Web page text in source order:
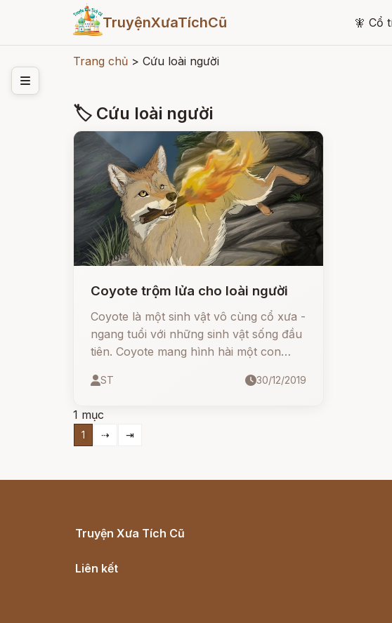
TruyệnXưaTíchCũ 🧚 Cổ
Trang chủ > Cứu loài người
🏷 Cứu loài người
Coyote trộm lửa cho loài người
Coyote là một sinh vật vô cùng cổ xưa -
ngang tuổi với những sinh vật sống đầu
tiên. Coyote mang hình hài một con
và có sự tinh ranh và trí tuệ vượt xa
ST 30/12/2019
1 mục
1 ⇢ ⇥
Truyện Xưa Tích Cũ
Liên kết